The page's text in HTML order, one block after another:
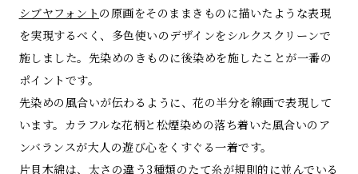
シブヤフォント の原画をそのままきものに描いたような表現
を実現するべく、多色使いのデザインをシルクスクリーンで
施しました。先染めのきものに後染めを施したことが一番の
ポイントです。
先染めの風合いが伝わるように、花の半分を線画で表現して
います。カラフルな花柄と松煙染めの落ち着いた風合いのア
ンバランスが大人の遊び心をくすぐる一着です。
片貝木綿は、太さの違う3種類のたて糸が規則的に並んでいる